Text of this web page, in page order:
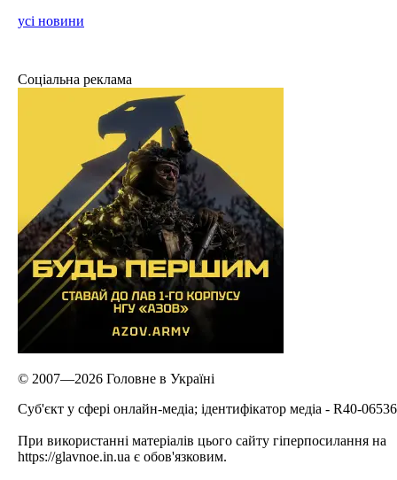
усі новини
Соціальна реклама
© 2007—2026 Головне в Україні
Cуб'єкт у сфері онлайн-медіа; ідентифікатор медіа - R40-06536
При використанні матеріалів цього сайту гіперпосилання на
https://glavnoe.in.ua є обов'язковим.